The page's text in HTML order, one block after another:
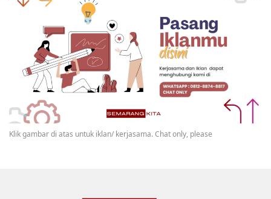
Klik gambar di atas untuk iklan/ kerjasama. Chat only, please